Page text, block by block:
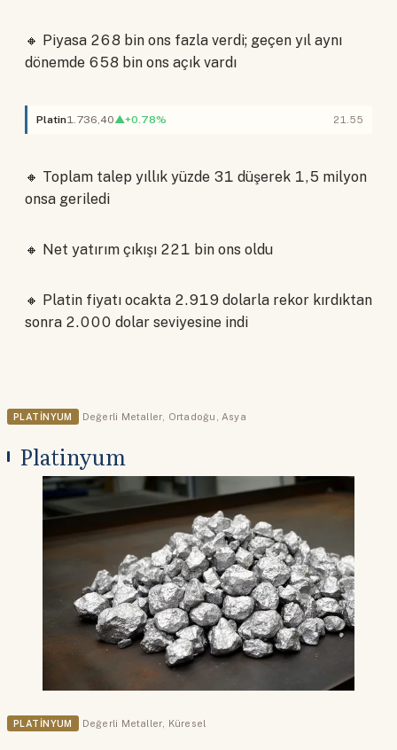
🔸 Piyasa 268 bin ons fazla verdi; geçen yıl aynı
dönemde 658 bin ons açık vardı
Platin1.736,40▲+0.78% 21.55
🔸 Toplam talep yıllık yüzde 31 düşerek 1,5 milyon
onsa geriledi
🔸 Net yatırım çıkışı 221 bin ons oldu
🔸 Platin fiyatı ocakta 2.919 dolarla rekor kırdıktan
sonra 2.000 dolar seviyesine indi
PLATINYUM Değerli Metaller Ortadoğu Asya
Platinyum
PLATINYUM Değerli Metaller Küresel